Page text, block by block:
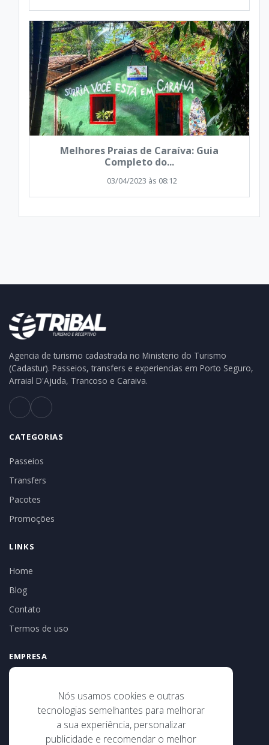
Melhores Praias de Caraíva: Guia
Completo do...
03/04/2023 às 08:12
Agencia de turismo cadastrada no Ministerio do Turismo
(Cadastur). Passeios, transfers e experiencias em Porto Seguro,
Arraial D'Ajuda, Trancoso e Caraiva.
CATEGORIAS
Passeios
Transfers
Pacotes
Promoções
LINKS
Home
Blog
Contato
Termos de uso
EMPRESA
CNPJ: 186.525.35-0001-02
Av 22 de abril, 186, sala 17, Centro
Porto Seguro/BA
Nós usamos cookies e outras
tecnologias semelhantes para melhorar
a sua experiência, personalizar
publicidade e recomendar o melhor